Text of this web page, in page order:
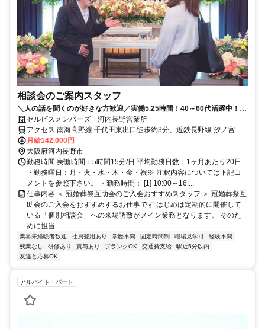
相談会のご案内スタッフ
＼人の話を聞くのが好きな方歓迎／実働5.25時間！40～60代活躍中！10
～16時迄＆土日休◎入社3年で月収30万も可！
セルビスメンバーズ 河内長野営業所
アクセス 南海高野線 千代田東出口徒歩約3分、近鉄長野線 汐ノ宮徒
歩約18分、南海高野線 滝谷（大阪府）徒歩約19分
月給142,000円
大阪府河内長野市
勤務時間 実働時間：5時間15分/日 平均勤務日数：1ヶ月あたり20日
・勤務曜日：月・火・水・木・金・祝※ 注釈内容については下記コ
メントを参照下さい。 ・勤務時間： [1] 10:00～16:...
仕事内容 ＜ 冠婚葬祭互助会のご入会おすすめスタッフ ＞ 冠婚葬祭互
助会のご入会をおすすめするお仕事です はじめは定期的に開催して
いる「個別相談会」への来場誘致がメイン業務となります。 そのた
めに担当...
業界未経験者歓迎 社員登用あり 学歴不問 固定時間制 職場見学可
経験不問
残業なし
研修あり 賞与あり ブランクOK 交通費支給
駅近5分以内
友達と応募OK
アルバイト・パート